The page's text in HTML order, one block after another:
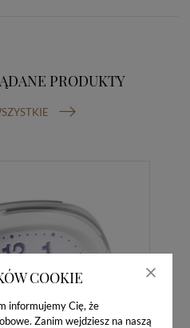
COOKIE
informujemy Cię, że
Zanim wejdziesz na naszą
PRODUKTY